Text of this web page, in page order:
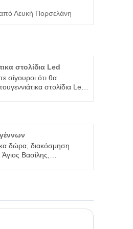
από Λευκή Πορσελάνη
στολίδια Led
σίγουροι ότι θα
στολίδια Led
δώρα, διακόσμηση
Βασίλης,
με διαφορετικά ονόματα
ανησυχία του είναι ότι